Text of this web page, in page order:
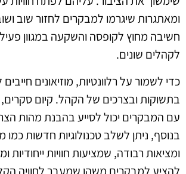
ומאתגרות שיגרמו למבקרים לחזור שוב
חשיבה מחוץ לקופסה והשקעה במגוון
לקהלים שונים.
כדי לשמור על רלוונטיות, מוזיאונים
בתשוקות ובצרכים של הקהל. קיום סקרים,
עם המבקרים יכול לסייע בהבנת מהות
בנוסף, ניתן לשלב טכנולוגיות חדשות כמו
ומציאות רבודה, שמציעות חוויות ייחודיות
להציע למבקרים משהו שמעבר לחוויה